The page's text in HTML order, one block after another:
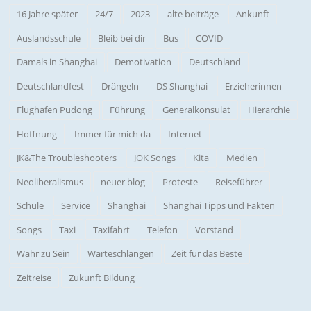
16 Jahre später 24/7 2023 alte beiträge
Ankunft
Auslandsschule
Bleib bei dir Bus
COVID
Damals in Shanghai
Demotivation
Deutschland
Deutschlandfest
Drängeln DS Shanghai
Erzieherinnen
Flughafen Pudong
Führung Generalkonsulat
Hierarchie
Hoffnung
Immer für mich da
Internet
JK&The Troubleshooters
JOK Songs Kita
Medien
Neoliberalismus
neuer blog Proteste
Reiseführer
Schule
Service Shanghai
Shanghai Tipps und Fakten
Songs
Taxi Taxifahrt Telefon
Vorstand
Wahr zu Sein
Warteschlangen
Zeit für das Beste
Zeitreise
Zukunft Bildung